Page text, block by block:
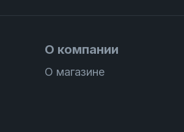
О компании
О магазине